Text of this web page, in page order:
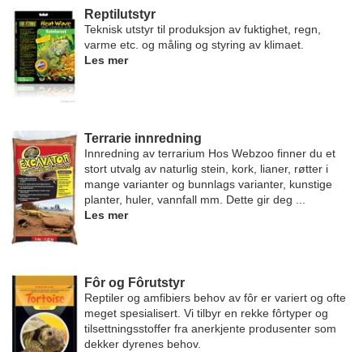
Reptilutstyr
Teknisk utstyr til produksjon av fuktighet, regn,
varme etc. og måling og styring av klimaet.
Les mer
Terrarie innredning
Innredning av terrarium Hos Webzoo finner du et
stort utvalg av naturlig stein, kork, lianer, røtter i
mange varianter og bunnlags varianter, kunstige
planter, huler, vannfall mm. Dette gir deg ...
Les mer
Fôr og Fôrutstyr
Reptiler og amfibiers behov av fôr er variert og ofte
meget spesialisert. Vi tilbyr en rekke fôrtyper og
tilsettningsstoffer fra anerkjente produsenter som
dekker dyrenes behov.